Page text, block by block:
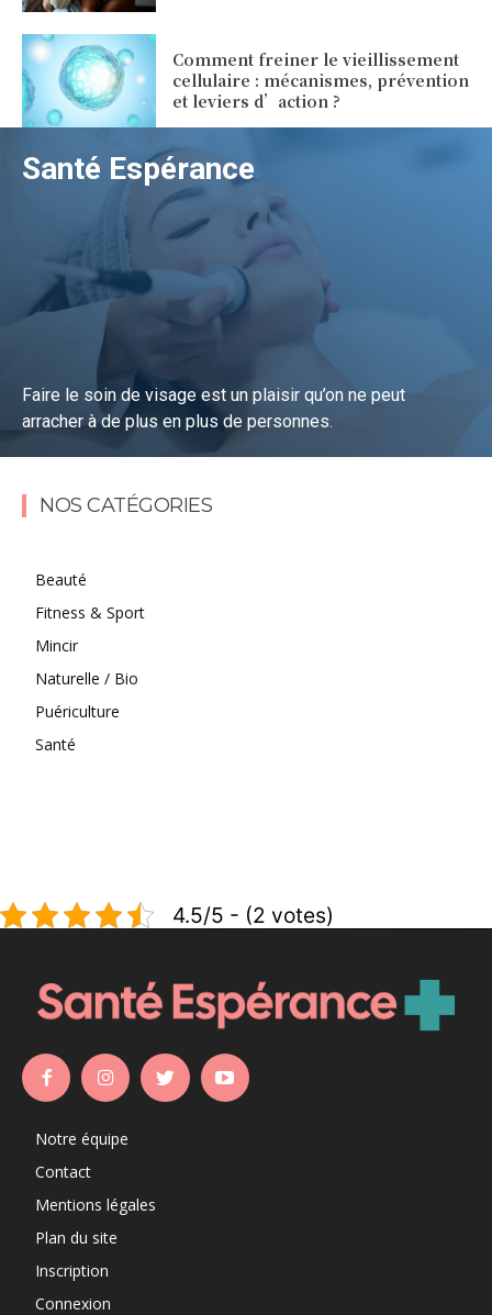
Comment freiner le vieillissement
cellulaire : mécanismes, prévention
et leviers d’action ?
Santé Espérance
Faire le soin de visage est un plaisir qu’on ne peut
arracher à de plus en plus de personnes.
Lire la suite
NOS CATÉGORIES
Beauté
Fitness & Sport
Mincir
Naturelle / Bio
Puériculture
Santé
4.5/5 - (2 votes)
Notre équipe
Contact
Mentions légales
Plan du site
Inscription
Connexion